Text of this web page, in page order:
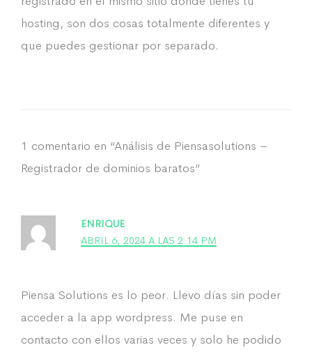
hosting, son dos cosas totalmente diferentes y
que puedes gestionar por separado.
1 comentario en “Análisis de Piensasolutions –
Registrador de dominios baratos”
ENRIQUE
ABRIL 6, 2024 A LAS 2:14 PM
Piensa Solutions es lo peor. Llevo días sin poder
acceder a la app wordpress. Me puse en
contacto con ellos varias veces y solo he podido